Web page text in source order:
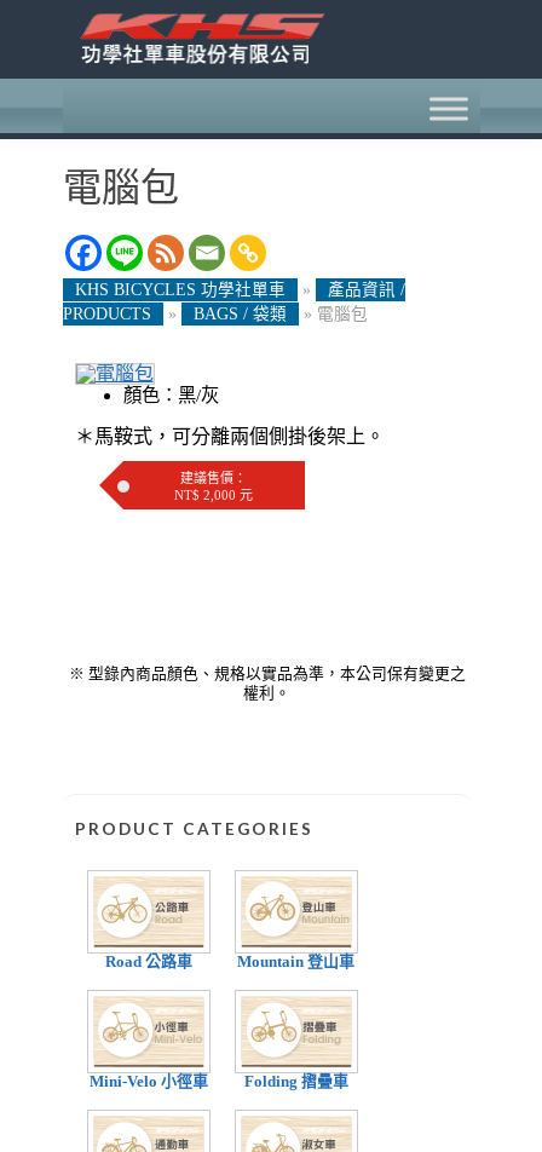
電腦包
KHS BICYCLES 功學社單車 »
產品資訊 /
PRODUCTS
» BAGS / 袋類 » 電腦包
顏色：黑/灰
＊馬鞍式，可分離兩個側掛後架上。
建議售價：
NT$ 2,000 元
※ 型錄內商品顏色、規格以實品為準，本公司保有變更之
權利。
PRODUCT CATEGORIES
Road 公路車 Mountain 登山車
Mini-Velo 小徑車 Folding 摺疊車